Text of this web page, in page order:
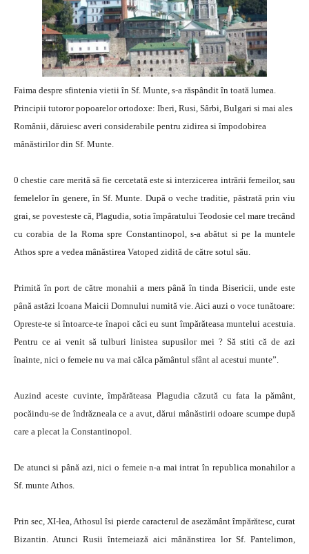
Faima despre sfintenia vietii în Sf. Munte, s-a răspândit în toată lumea.
Principii tutoror popoarelor ortodoxe: Iberi, Rusi, Sârbi, Bulgari si mai ales
Românii, dăruiesc averi considerabile pentru zidirea si împodobirea
mânăstirilor din Sf. Munte.
0 chestie care merită să fie cercetată este si interzicerea intrării femeilor, sau
femelelor în genere, în Sf. Munte. După o veche traditie, păstrată prin viu
grai, se povesteste că, Plagudia, sotia împâratului Teodosie cel mare trecând
cu corabia de la Roma spre Constantinopol, s-a abătut si pe la muntele
Athos spre a vedea mânăstirea Vatoped zidită de către sotul său.
Primită în port de către monahii a mers până în tinda Bisericii, unde este
până astăzi Icoana Maicii Domnului numită vie. Aici auzi o voce tunătoare:
Opreste-te si întoarce-te înapoi căci eu sunt împărăteasa muntelui acestuia.
Pentru ce ai venit să tulburi linistea supusilor mei ? Să stiti că de azi
înainte, nici o femeie nu va mai călca pământul sfânt al acestui munte”.
Auzind aceste cuvinte, împărăteasa Plagudia căzută cu fata la pământ,
pocăindu-se de îndrăzneala ce a avut, dărui mânăstirii odoare scumpe după
care a plecat la Constantinopol.
De atunci si până azi, nici o femeie n-a mai intrat în republica monahilor a
Sf. munte Athos.
Prin sec, XI-lea, Athosul îsi pierde caracterul de asezământ împărătesc, curat
Bizantin. Atunci Rusii întemeiază aici mânănstirea lor Sf. Pantelimon,